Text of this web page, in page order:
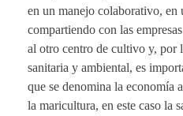
en un manejo colaborativo, en
compartiendo con las
al otro centro de cultivo y, por
sanitaria y ambiental, es
que se denomina la economía
la maricultura, en este caso la